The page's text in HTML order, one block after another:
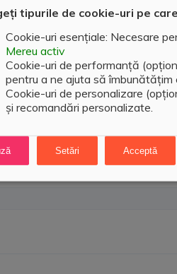
tipurile de cookie-uri pe
Cookie-uri esențiale: Necesare
Mereu activ
Cookie-uri de performanță
pentru a ne ajuta să îmbunătățim
Cookie-uri de personalizare
și recomandări personalizate.
Setări Acceptă
totala de 150 mp( cate
1500 euro